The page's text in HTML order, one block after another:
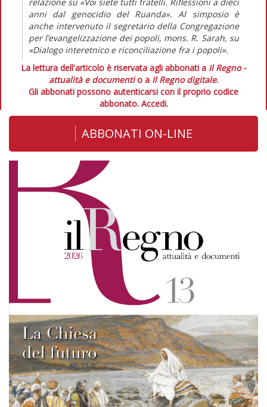
anni dal genocidio del Ruanda». Al simposio è
anche intervenuto il segretario della Congregazione
per l’evangelizzazione dei popoli, mons. R. Sarah, su
«Dialogo interetnico e riconciliazione fra i popoli».
La lettura dell'articolo è riservata agli abbonati a Il Regno -
attualità e documentio a Il Regno digitale.
Gli abbonati possono autenticarsi con il proprio codice
abbonato. Accedi.
ABBONATI ON-LINE